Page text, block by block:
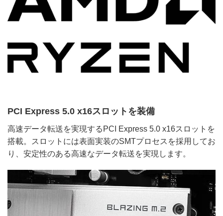
PCI Express 5.0 x16スロットを装備
高速データ転送を実現するPCI Express 5.0 x16スロットを
搭載。スロットには表面実装のSMTプロセスを採用してお
り、安定性のある高速なデータ転送を実現します。